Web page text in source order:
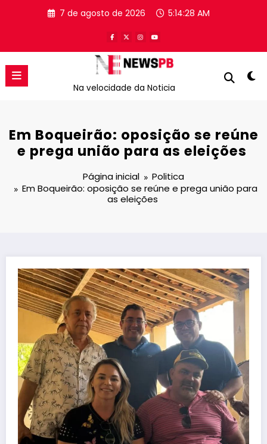
7 de agosto de 2026 5:14:28 AM
Na velocidade da Noticia
Em Boqueirão: oposição se reúne
e prega união para as eleições
Página inicial
Politica
Em Boqueirão: oposição se reúne e prega união para
as eleições